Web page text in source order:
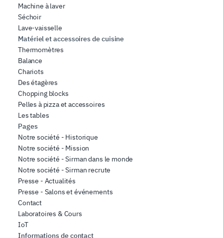
Machine à laver
Séchoir
Lave-vaisselle
Matériel et accessoires de cuisine
Thermomètres
Balance
Chariots
Des étagères
Chopping blocks
Pelles à pizza et accessoires
Les tables
Pages
Notre société - Historique
Notre société - Mission
Notre société - Sirman dans le monde
Notre société - Sirman recrute
Presse - Actualités
Presse - Salons et événements
Contact
Laboratoires & Cours
IoT
Informations de contact